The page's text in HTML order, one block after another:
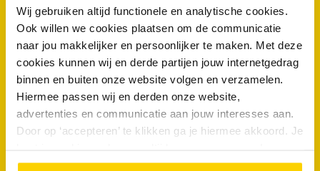
Wij gebruiken altijd functionele en analytische cookies.
Ook willen we cookies plaatsen om de communicatie
naar jou makkelijker en persoonlijker te maken. Met deze
cookies kunnen wij en derde partijen jouw internetgedrag
binnen en buiten onze website volgen en verzamelen.
Hiermee passen wij en derden onze website,
advertenties en communicatie aan jouw interesses aan.
Door op ‘accepteren’ te klikken ga je hiermee akkoord. Je
meer over in onsprivacy beleid.
Welke werkzaamheden voert een loodgieter uit bij
rioolproblemen?
De loodgieters van RRS worden ingezet voor het verhelpen van
verstoppingen en lekkages, maar ook voor het reinigen,
inspecteren en preventief onderhouden van rioleringen.
Preventief onderhoud helpt om ophoping van vuil tijdig te
verwijderen en verkleint de kans op terugkerende verstoppingen